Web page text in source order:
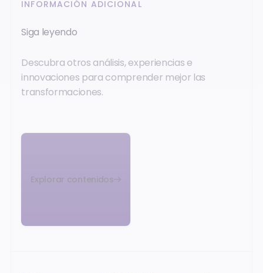
INFORMACIÓN ADICIONAL
Siga leyendo
Descubra otros análisis, experiencias e
innovaciones para comprender mejor las
transformaciones.
Explorar contenidos